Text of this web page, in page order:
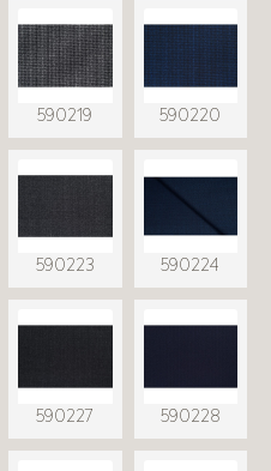
590219 590220
590223 590224
590227 590228